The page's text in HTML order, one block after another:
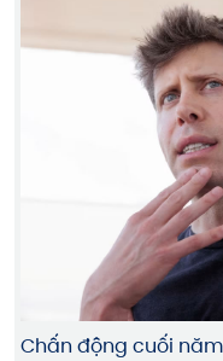
Chấn động cuối